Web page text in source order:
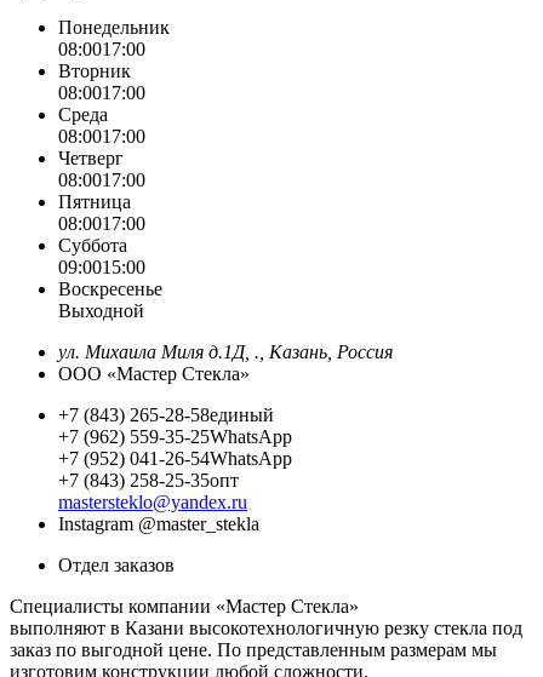
Понедельник
08:0017:00
Вторник
08:0017:00
Среда
08:0017:00
Четверг
08:0017:00
Пятница
08:0017:00
Суббота
09:0015:00
Воскресенье
Выходной
ул. Михаила Миля д.1Д, ., Казань, Россия
ООО «Мастер Стекла»
+7 (843) 265-28-58единый
+7 (962) 559-35-25WhatsApp
+7 (952) 041-26-54WhatsApp
+7 (843) 258-25-35опт
mastersteklo@yandex.ru
Instagram @master_stekla
Отдел заказов
Специалисты компании «Мастер Стекла»
выполняют в Казани высокотехнологичную резку стекла под
заказ по выгодной цене. По представленным размерам мы
изготовим конструкции любой сложности.